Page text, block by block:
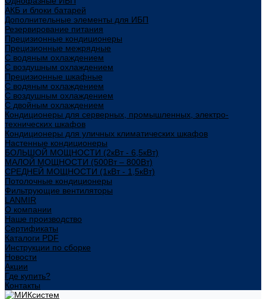
АКБ и блоки батарей
Дополнительные элементы для ИБП
Резервирование питания
Прецизионные кондиционеры
Прецизионные межрядные
С водяным охлаждением
С воздушным охлаждением
Прецизионные шкафные
С водяным охлаждением
С воздушным охлаждением
С двойным охлаждением
Кондиционеры для серверных, промышленных, электро-
технических шкафов
Кондиционеры для уличных климатических шкафов
Настенные кондиционеры
БОЛЬШОЙ МОЩНОСТИ (2кВт - 6,5кВт)
МАЛОЙ МОЩНОСТИ (500Вт – 800Вт)
СРЕДНЕЙ МОЩНОСТИ (1кВт - 1,5кВт)
Потолочные кондиционеры
Фильтрующие вентиляторы
LANMIR
О компании
Наше производство
Сертификаты
Каталоги PDF
Инструкции по сборке
Новости
Акции
Где купить?
Контакты